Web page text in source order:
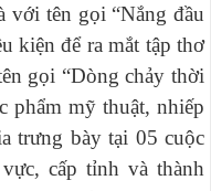
với tên gọi “Nắng đầu
kiện để ra mắt tập thơ
gọi “Dòng chảy thời
phẩm mỹ thuật, nhiếp
trưng bày tại 05 cuộc
cấp tỉnh và thành